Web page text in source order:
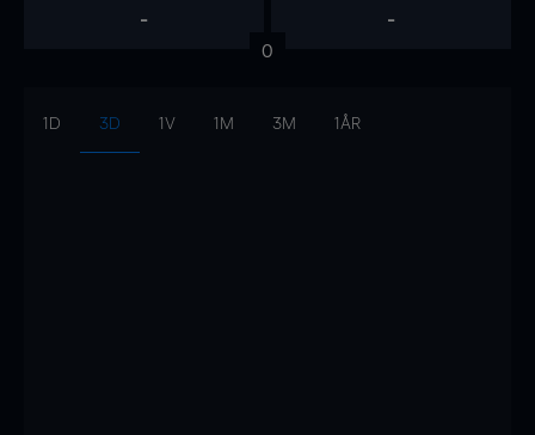
- -
0
1D 3D 1V 1M 3M 1ÅR